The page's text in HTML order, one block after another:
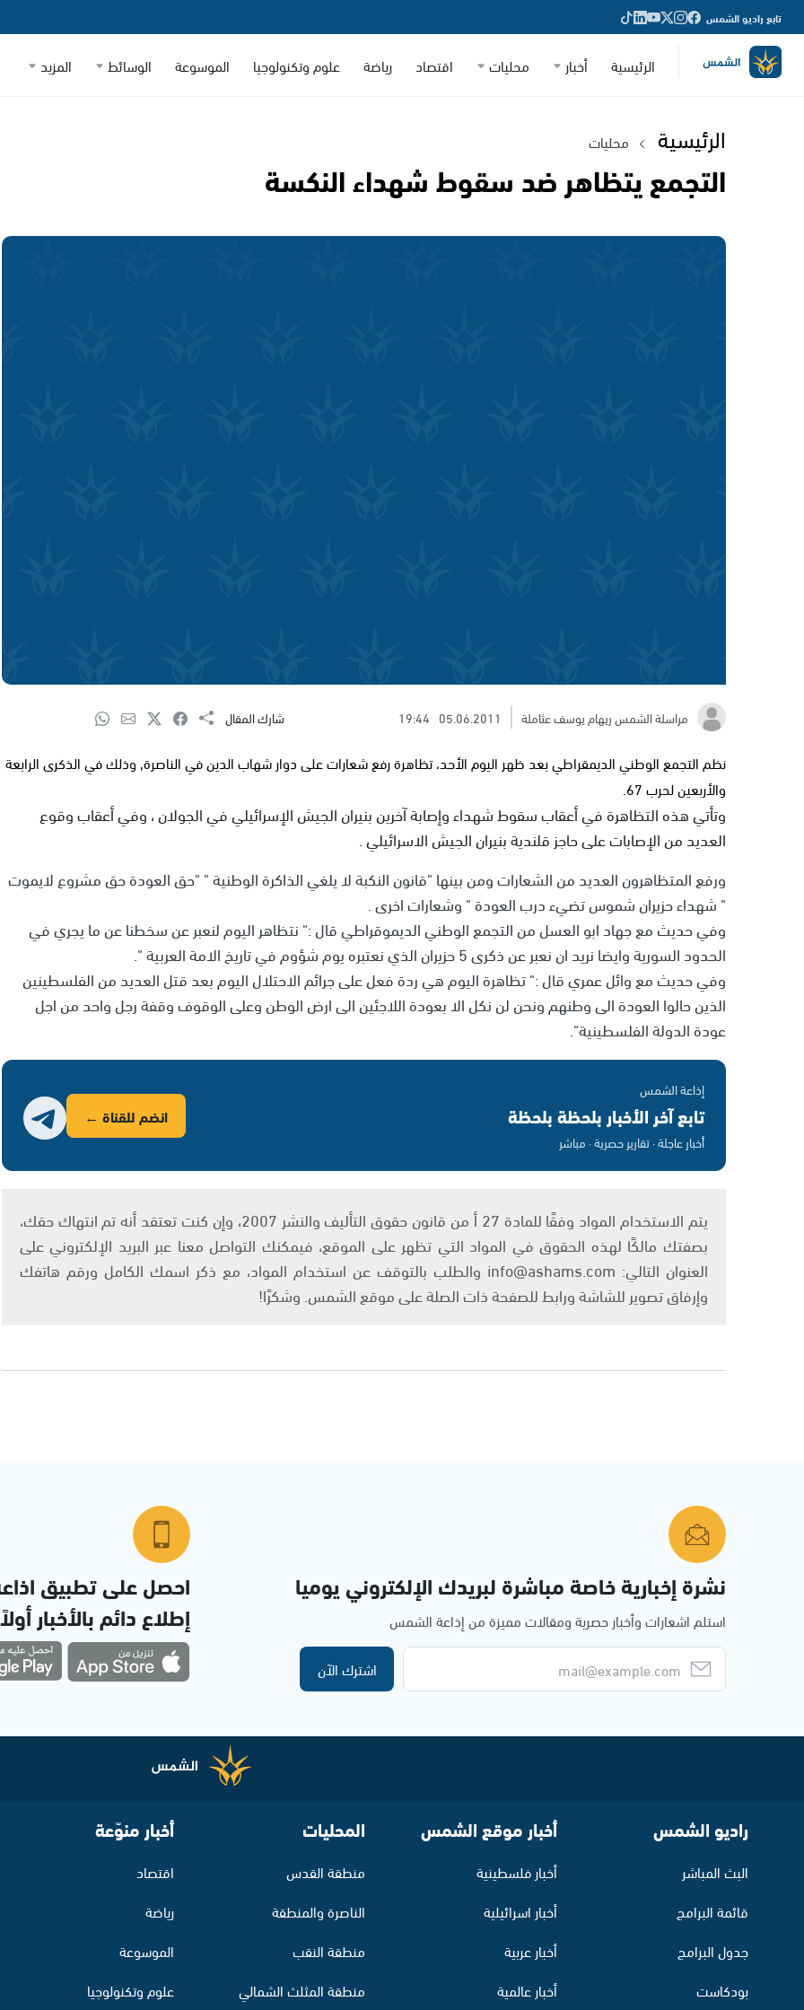
تابع راديو الشمس
الرئيسية أخبار محليات اقتصاد رياضة علوم وتكنولوجيا الموسوعة الوسائط المزيد
الرئيسية محليات
التجمع يتظاهر ضد سقوط شهداء النكسة
مراسلة الشمس ريهام يوسف عثاملة 05.06.2011
19:44 شارك المقال
نظم التجمع الوطني الديمقراطي بعد ظهر اليوم الأحد، تظاهرة رفع شعارات على دوار شهاب الدين في الناصرة, وذلك في الذكرى الرابعة
والأربعين لحرب 67.
وتأتي هذه التظاهرة في أعقاب سقوط شهداء وإصابة آخرين بنيران الجيش الإسرائيلي في الجولان ، وفي أعقاب وقوع
العديد من الإصابات على حاجز قلندية بنيران الجيش الاسرائيلي .
ورفع المتظاهرون العديد من الشعارات ومن بينها "قانون النكبة لا يلغي الذاكرة الوطنية " "حق العودة حق مشروع لايموت
" شهداء حزيران شموس تضيء درب العودة " وشعارات اخرى .
وفي حديث مع جهاد ابو العسل من التجمع الوطني الديموقراطي قال :" نتظاهر اليوم لنعبر عن سخطنا عن ما يجري في
الحدود السورية وايضا نريد ان نعبر عن ذكرى 5 حزيران الذي نعتبره يوم شؤوم في تاريخ الامة العربية ".
وفي حديث مع وائل عمري قال :" تظاهرة اليوم هي ردة فعل على جرائم الاحتلال اليوم بعد قتل العديد من الفلسطينين
الذين حالوا العودة الى وطنهم ونحن لن نكل الا بعودة اللاجئين الى ارض الوطن وعلى الوقوف وقفة رجل واحد من اجل
عودة الدولة الفلسطينية".
إذاعة الشمس
تابع آخر الأخبار بلحظة بلحظة
أخبار عاجلة · تقارير حصرية · مباشر
انضم للقناة ←
يتم الاستخدام المواد وفقًا للمادة 27 أ من قانون حقوق التأليف والنشر 2007، وإن كنت تعتقد أنه تم انتهاك حقك،
بصفتك مالكًا لهذه الحقوق في المواد التي تظهر على الموقع، فيمكنك التواصل معنا عبر البريد الإلكتروني على
العنوان التالي: info@ashams.com والطلب بالتوقف عن استخدام المواد، مع ذكر اسمك الكامل ورقم هاتفك
وإرفاق تصوير للشاشة ورابط للصفحة ذات الصلة على موقع الشمس. وشكرًا!
نشرة إخبارية خاصة مباشرة لبريدك الإلكتروني يوميا
استلم اشعارات وأخبار حصرية ومقالات مميزة من إذاعة الشمس
اشترك الآن
احصل على تطبيق
إطلاع دائم بالأخبار
راديو الشمس
البث المباشر
قائمة البرامج
جدول البرامج
بودكاست
أخبار موقع الشمس
أخبار فلسطينية
أخبار اسرائيلية
أخبار عربية
أخبار عالمية
المحليات
منطقة القدس
الناصرة والمنطقة
منطقة النقب
منطقة المثلث الشمالي
أخبار منوّعة
اقتصاد
رياضة
الموسوعة
علوم وتكنولوجيا